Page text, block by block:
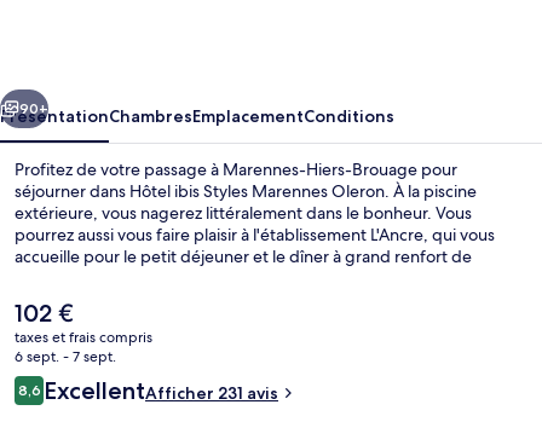
Oleron
Suivant
90+
PrésentationChambresEmplacementConditions
Profitez de votre passage à Marennes-Hiers-Brouage pour
séjourner dans Hôtel ibis Styles Marennes Oleron. À la piscine
extérieure, vous nagerez littéralement dans le bonheur. Vous
pourrez aussi vous faire plaisir à l'établissement L'Ancre, qui vous
accueille pour le petit déjeuner et le dîner à grand renfort de
place, on trouve un bar / salon, une piscine pour enfants et une
terrasse. Sympa non ?
Le
prix
actuel
est
de
102 €
taxes et frais compris
6 sept. - 7 sept.
Avis
voyageurs
8,68,6 sur 10
ExcellentAfficher 231 avis